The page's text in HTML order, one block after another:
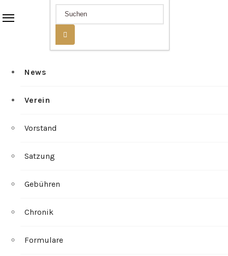
News
Verein
Vorstand
Satzung
Gebühren
Chronik
Formulare